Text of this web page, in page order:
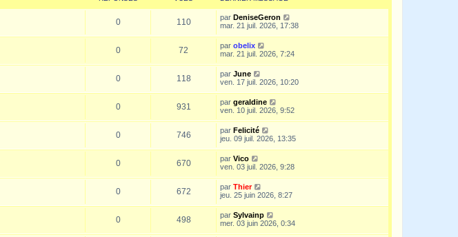
0 110 par DeniseGeron
mar. 21 juil. 2026, 17:38
0 72 par obelix
mar. 21 juil. 2026, 7:24
0 118 par June
ven. 17 juil. 2026, 10:20
0 931 par geraldine
ven. 10 juil. 2026, 9:52
0 746 par Felicité
jeu. 09 juil. 2026, 13:35
0 670 par Vico
ven. 03 juil. 2026, 9:28
0 672 par Thier
jeu. 25 juin 2026, 8:27
0 498 par Sylvainp
mer. 03 juin 2026, 0:34